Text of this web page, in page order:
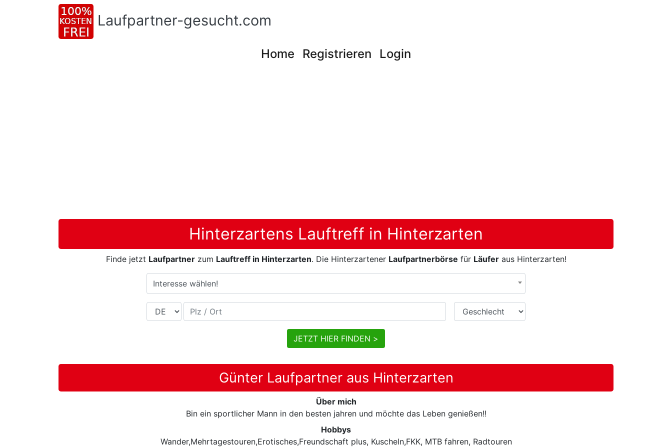
Laufpartner-gesucht.com
Home Registrieren Login
Hinterzartens Lauftreff in Hinterzarten
Finde jetzt Laufpartnerzum Lauftreff in Hinterzarten. Die Hinterzartener Laufpartnerbörse für Läuferaus Hinterzarten!
Interesse wählen!
Land Plz / Ort Geschlecht
JETZT HIER FINDEN >
Günter Laufpartner aus Hinterzarten
Über mich
Bin ein sportlicher Mann in den besten jahren und möchte das Leben genießen!!
Hobbys
Wander,Mehrtagestouren,Erotisches,Freundschaft plus, Kuscheln,FKK, MTB fahren, Radtouren